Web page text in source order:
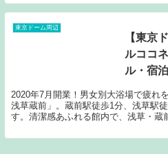
東京ドーム周辺
【東京
ルココ
ル・宿
2020年7月開業！男女別大浴場で疲れ
浅草蔵前」。蔵前駅徒歩1分、浅草駅
す。清潔感あふれる館内で、浅草・蔵